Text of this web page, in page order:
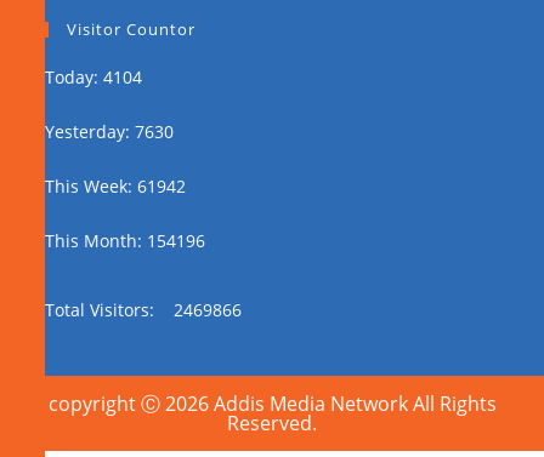
Visitor Countor
Today: 4104
Yesterday: 7630
This Week: 61942
This Month: 154196
Total Visitors: 2469866
copyright Ⓒ 2026 Addis Media Network All Rights
Reserved.